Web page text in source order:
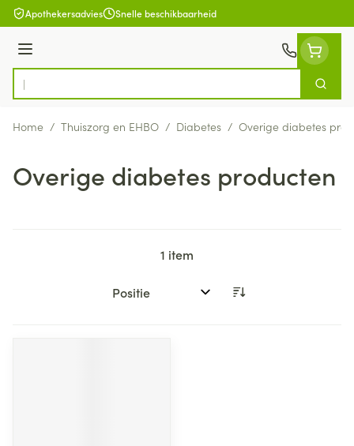
Ga naar de inhoud
Apothekersadvies Snelle beschikbaarheid
Menu
Product, merk, categorie...
Zoek
Home / Thuiszorg en EHBO / Diabetes / Overige diabetes
Overige diabetes producten
1 item
Sorteer op: